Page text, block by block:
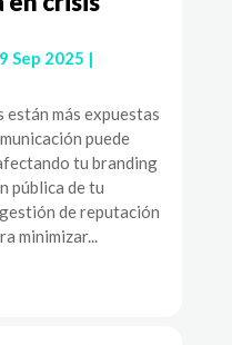
Sep 2025 |
están más expuestas
puede
tu branding
pública de tu
de reputación
minimizar...